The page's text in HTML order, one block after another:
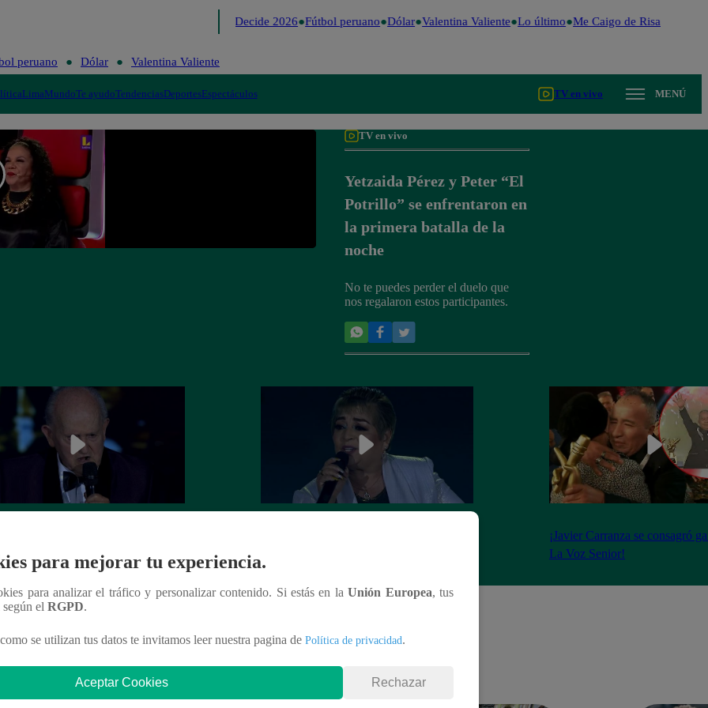
Perú Decide 2026 Fútbol peruano Dólar Valentina Valiente Lo último Me Caigo de Risa
peruano Dólar Valentina Valiente
LimaMundoTe ayudoTendenciasDeportesEspectáculos TV en vivo MENÚ
TV en vivo
Yetzaida Pérez y Peter “El
Potrillo” se enfrentaron en
la primera batalla de la
noche
No te puedes perder el duelo que
nos regalaron estos participantes.
“Volver”
¡Javier Carranza se consagró
La Voz Senior!
para mejorar tu experiencia.
para analizar el tráfico y personalizar contenido. Si estás en laUnión Europea, tus
según el RGPD.
se utilizan tus datos te invitamos leer nuestra pagina de Política de privacidad.
Aceptar Cookies Rechazar